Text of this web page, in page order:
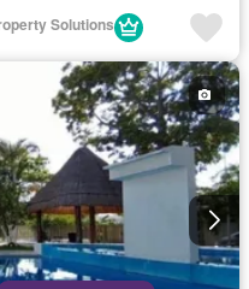
Electricidad
Internet
Despacho
Televisión por cable
Solutions